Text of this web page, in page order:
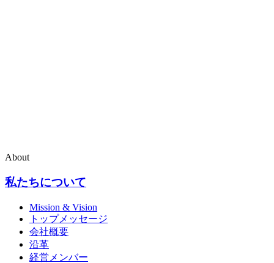
About
私たちについて
Mission & Vision
トップメッセージ
会社概要
沿革
経営メンバー